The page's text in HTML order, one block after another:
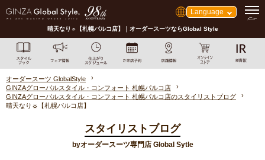
Language
晴天なり☼【札幌パルコ店】｜オーダースーツならGlobal Style
オーダースーツ GlobalStyle
GINZAグローバルスタイル・コンフォート 札幌パルコ店
GINZAグローバルスタイル・コンフォート 札幌パルコ店のスタイリストブログ
晴天なり☼【札幌パルコ店】
スタイリストブログ
byオーダースーツ専門店 Global Sytle